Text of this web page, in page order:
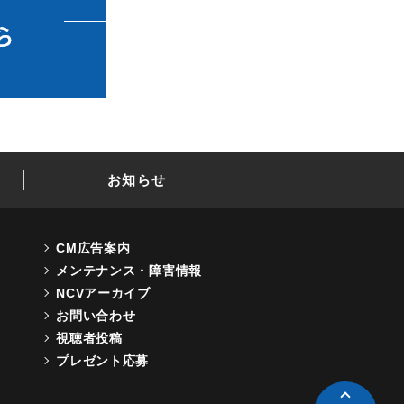
お知らせ
CM広告案内
メンテナンス・障害情報
NCVアーカイブ
お問い合わせ
視聴者投稿
プレゼント応募